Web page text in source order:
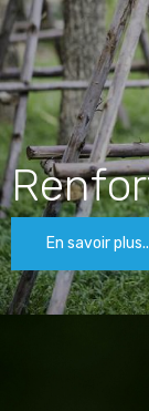
En savoir plus..